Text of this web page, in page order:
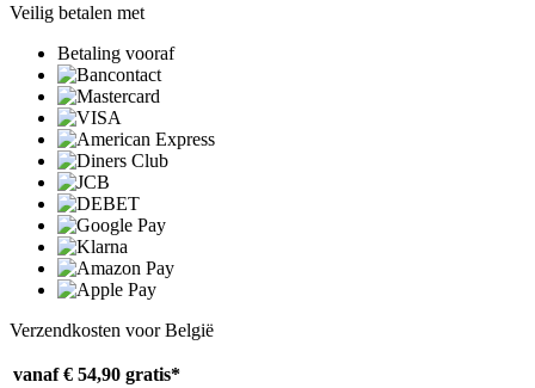
Veilig betalen met
Betaling vooraf
Verzendkosten voor België
vanaf € 54,90 gratis*